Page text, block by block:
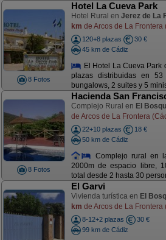
8 Fotos
Hotel La Cueva Park
Hotel Rural en Jerez de La
km de Arcos de La Frontera
120+8 plazas
30 €
45 km de Cádiz
El Hotel La Cueva Park
plazas distribuidas en
bungalows, 2 suites y 5
8 Fotos
Hacienda San
Complejo Rural en El
de Arcos de La Frontera
22+10 plazas
18 €
50 km de Cádiz
Complejo rural en
2000m de espacio libre,
total desde 2 hasta 30
El Garvi
Vivienda turística en El
km de Arcos de La Frontera
8-12+2 plazas
30 €
99 km de Cádiz